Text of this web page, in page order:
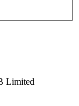
Limited